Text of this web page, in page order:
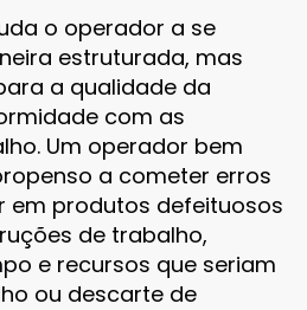
o operador a se
estruturada, mas
a qualidade da
com as
Um operador bem
a cometer erros
em produtos defeituosos
de trabalho,
e recursos que seriam
ou descarte de